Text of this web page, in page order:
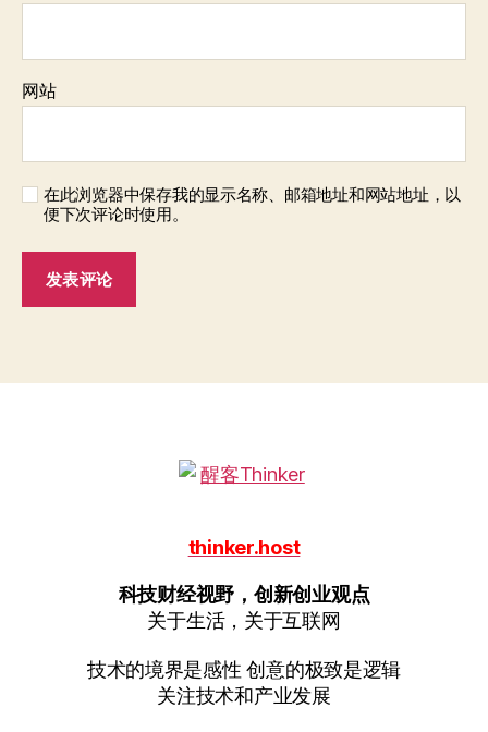
网站
在此浏览器中保存我的显示名称、邮箱地址和网站地址，以
便下次评论时使用。
thinker.host
科技财经视野，创新创业观点
关于生活，关于互联网
技术的境界是感性 创意的极致是逻辑
关注技术和产业发展